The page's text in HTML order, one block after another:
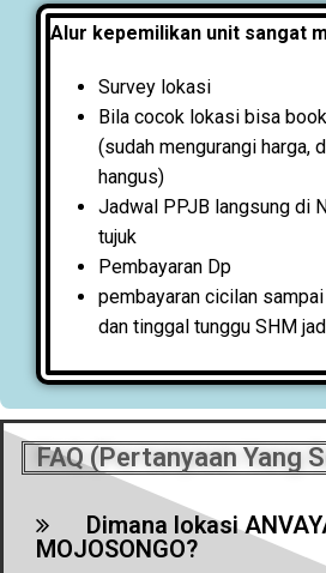
Alur kepemilikan unit sangat
Survey lokasi
Bila cocok lokasi bisa
(sudah mengurangi harga,
hangus)
Jadwal PPJB langsung di
tujuk
Pembayaran Dp
pembayaran cicilan
dan tinggal tunggu SHM
FAQ (Pertanyaan Yang
Dimana lokasi
MOJOSONGO?